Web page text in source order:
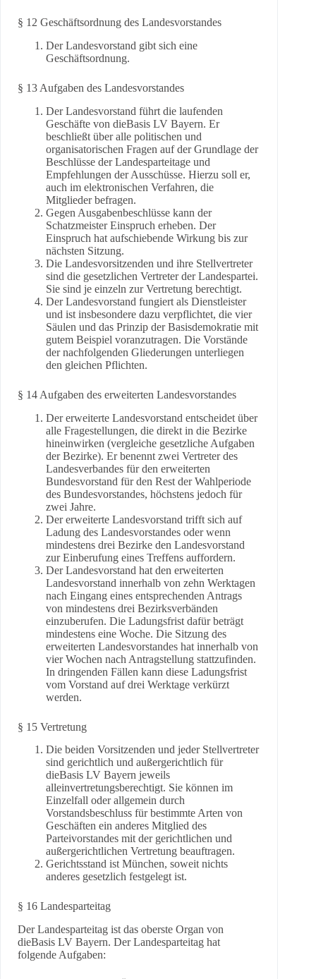
§ 12 Geschäftsordnung des Landesvorstandes
Der Landesvorstand gibt sich eine
Geschäftsordnung.
§ 13 Aufgaben des Landesvorstandes
Der Landesvorstand führt die laufenden
Geschäfte von dieBasis LV Bayern. Er
beschließt über alle politischen und
organisatorischen Fragen auf der Grundlage der
Beschlüsse der Landesparteitage und
Empfehlungen der Ausschüsse. Hierzu soll er,
auch im elektronischen Verfahren, die
Mitglieder befragen.
Gegen Ausgabenbeschlüsse kann der
Schatzmeister Einspruch erheben. Der
Einspruch hat aufschiebende Wirkung bis zur
nächsten Sitzung.
Die Landesvorsitzenden und ihre Stellvertreter
sind die gesetzlichen Vertreter der Landespartei.
Sie sind je einzeln zur Vertretung berechtigt.
Der Landesvorstand fungiert als Dienstleister
und ist insbesondere dazu verpflichtet, die vier
Säulen und das Prinzip der Basisdemokratie mit
gutem Beispiel voranzutragen. Die Vorstände
der nachfolgenden Gliederungen unterliegen
den gleichen Pflichten.
§ 14 Aufgaben des erweiterten Landesvorstandes
Der erweiterte Landesvorstand entscheidet über
alle Fragestellungen, die direkt in die Bezirke
hineinwirken (vergleiche gesetzliche Aufgaben
der Bezirke). Er benennt zwei Vertreter des
Landesverbandes für den erweiterten
Bundesvorstand für den Rest der Wahlperiode
des Bundesvorstandes, höchstens jedoch für
zwei Jahre.
Der erweiterte Landesvorstand trifft sich auf
Ladung des Landesvorstandes oder wenn
mindestens drei Bezirke den Landesvorstand
zur Einberufung eines Treffens auffordern.
Der Landesvorstand hat den erweiterten
Landesvorstand innerhalb von zehn Werktagen
nach Eingang eines entsprechenden Antrags
von mindestens drei Bezirksverbänden
einzuberufen. Die Ladungsfrist dafür beträgt
mindestens eine Woche. Die Sitzung des
erweiterten Landesvorstandes hat innerhalb von
vier Wochen nach Antragstellung stattzufinden.
In dringenden Fällen kann diese Ladungsfrist
vom Vorstand auf drei Werktage verkürzt
werden.
§ 15 Vertretung
Die beiden Vorsitzenden und jeder Stellvertreter
sind gerichtlich und außergerichtlich für
dieBasis LV Bayern jeweils
alleinvertretungsberechtigt. Sie können im
Einzelfall oder allgemein durch
Vorstandsbeschluss für bestimmte Arten von
Geschäften ein anderes Mitglied des
Parteivorstandes mit der gerichtlichen und
außergerichtlichen Vertretung beauftragen.
Gerichtsstand ist München, soweit nichts
anderes gesetzlich festgelegt ist.
§ 16 Landesparteitag
Der Landesparteitag ist das oberste Organ von
dieBasis LV Bayern. Der Landesparteitag hat
folgende Aufgaben: